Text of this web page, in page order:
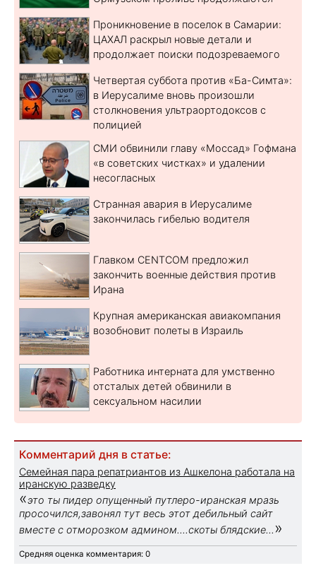
Проникновение в поселок в Самарии:
ЦАХАЛ раскрыл новые детали и
продолжает поиски подозреваемого
Четвертая суббота против «Ба-Симта»:
в Иерусалиме вновь произошли
столкновения ультраортодоксов с
полицией
СМИ обвинили главу «Моссад» Гофмана
«в советских чистках» и удалении
несогласных
Странная авария в Иерусалиме
закончилась гибелью водителя
Главком CENTCOM предложил
закончить военные действия против
Ирана
Крупная американская авиакомпания
возобновит полеты в Израиль
Работника интерната для умственно
отсталых детей обвинили в
сексуальном насилии
Комментарий дня в статье:
Семейная пара репатриантов из Ашкелона работала на
иранскую разведку
«это ты пидер опущенный путлеро-иранская мразь
просочился,завонял тут весь этот дебильный сайт
вместе с отморозком админом....скоты блядские... »
Средняя оценка комментария: 0